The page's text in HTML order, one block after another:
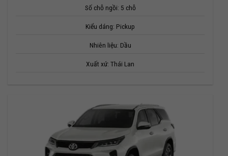
Số chỗ ngồi: 5 chỗ
Kiểu dáng: Pickup
Nhiên liệu: Dầu
Xuất xứ: Thái Lan